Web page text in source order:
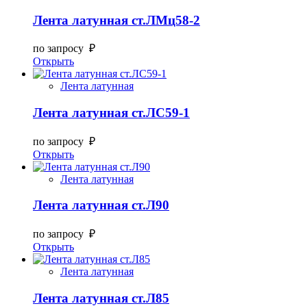
Лента латунная ст.ЛМц58-2
по запросу ₽
Открыть
Лента латунная
Лента латунная ст.ЛС59-1
по запросу ₽
Открыть
Лента латунная
Лента латунная ст.Л90
по запросу ₽
Открыть
Лента латунная
Лента латунная ст.Л85